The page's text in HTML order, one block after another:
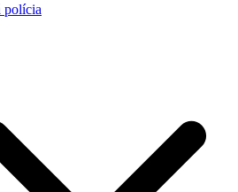
polícia